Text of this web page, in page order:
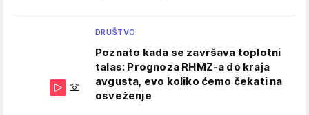
DRUŠTVO
Poznato kada se završava toplotni
talas: Prognoza RHMZ-a do kraja
avgusta, evo koliko ćemo čekati na
osveženje